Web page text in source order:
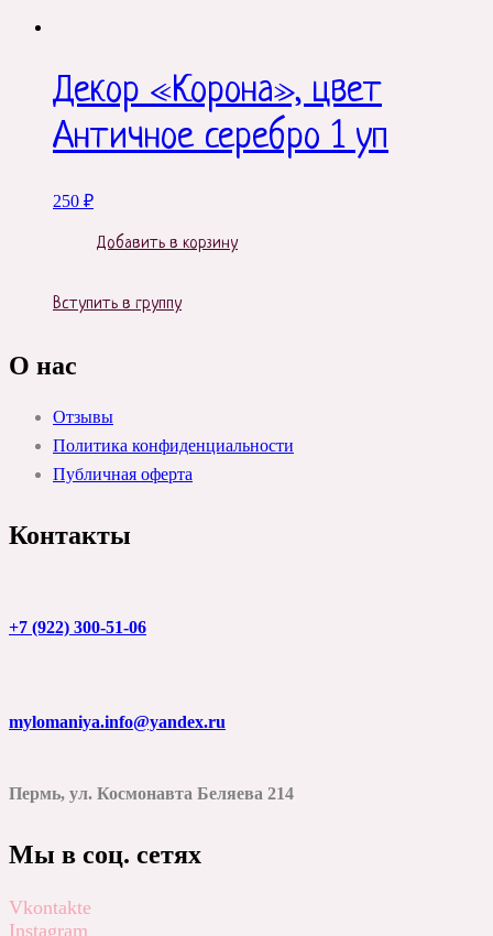
Декор «Корона», цвет
Античное серебро 1 уп
250 ₽
Добавить в корзину
Вступить в группу
О нас
Отзывы
Политика конфиденциальности
Публичная оферта
Контакты
+7 (922) 300-51-06
mylomaniya.info@yandex.ru
Пермь, ул. Космонавта Беляева 214
Мы в соц. сетях
Vkontakte
Instagram